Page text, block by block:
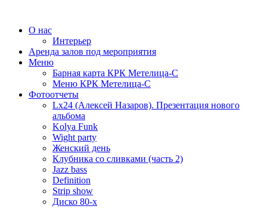
О нас
Интерьер
Аренда залов под мероприятия
Меню
Барная карта КРК Метелица-С
Меню КРК Метелица-С
Фотоотчеты
Lx24 (Алексей Назаров). Презентация нового
альбома
Kolya Funk
Wight party
Женский день
Клубника со сливками (часть 2)
Jazz bass
Definition
Strip show
Диско 80-х